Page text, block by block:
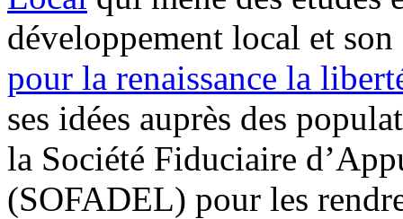
développement local et
pour la renaissance la
ses idées auprès des
la Société Fiduciaire
(SOFADEL) pour les